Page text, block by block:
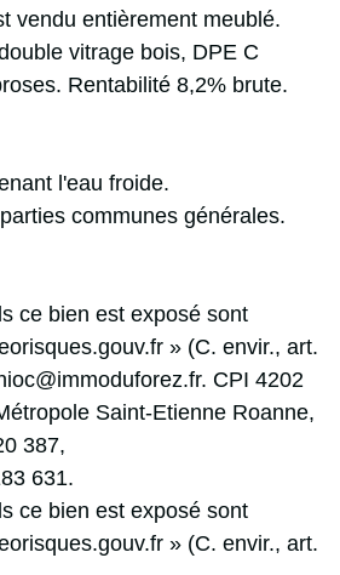
vendu entièrement meublé.
vitrage bois, DPE C
Rentabilité 8,2% brute.
l'eau froide.
communes générales.
ce bien est exposé sont
» (C. envir., art.
CPI 4202
Saint-Etienne Roanne,
387,
631.
ce bien est exposé sont
» (C. envir., art.